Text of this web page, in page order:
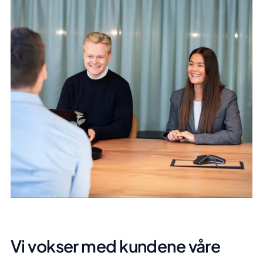
Vi vokser med kundene våre